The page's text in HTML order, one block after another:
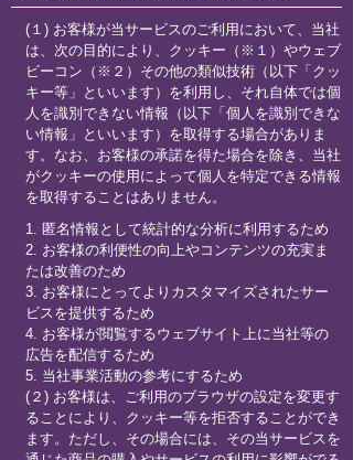
(１) お客様が当サービスのご利用において、当社
は、次の目的により、クッキー（※１）やウェブ
ビーコン（※２）その他の類似技術（以下「クッ
キー等」といいます）を利用し、それ自体では個
人を識別できない情報（以下「個人を識別できな
い情報」といいます）を取得する場合がありま
す。なお、お客様の承諾を得た場合を除き、当社
がクッキーの使用によって個人を特定できる情報
を取得することはありません。
1. 匿名情報として統計的な分析に利用するため
2. お客様の利便性の向上やコンテンツの充実ま
たは改善のため
3. お客様にとってよりカスタマイズされたサー
ビスを提供するため
4. お客様が閲覧するウェブサイト上に当社等の
広告を配信するため
5. 当社事業活動の参考にするため
(２) お客様は、ご利用のブラウザの設定を変更す
ることにより、クッキー等を拒否することができ
ます。ただし、その場合には、その当サービスを